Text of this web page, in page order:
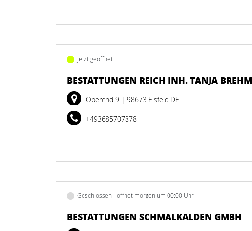
Jetzt geöffnet
BESTATTUNGEN REICH INH. TANJA BREHM
Oberend 9 | 98673 Eisfeld DE
+493685707878
Geschlossen - öffnet morgen um 00:00 Uhr
BESTATTUNGEN SCHMALKALDEN GMBH